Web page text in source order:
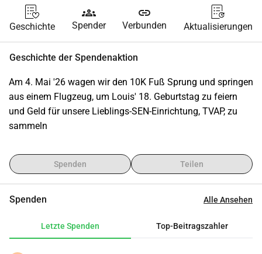
Geschichte
groups
Spender
link
Verbunden Aktualisierungen
Geschichte der Spendenaktion
Am 4. Mai '26 wagen wir den 10K Fuß Sprung und springen
aus einem Flugzeug, um Louis' 18. Geburtstag zu feiern
und Geld für unsere Lieblings-SEN-Einrichtung, TVAP, zu
sammeln ‍
Spenden Teilen
Spenden Alle Ansehen
Letzte Spenden Top-Beitragszahler